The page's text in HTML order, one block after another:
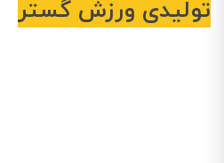
تولیدی ورزش گستر